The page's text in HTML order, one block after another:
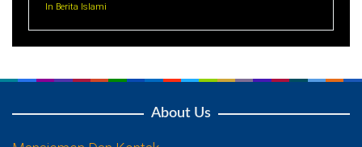
In Berita Islami
About Us